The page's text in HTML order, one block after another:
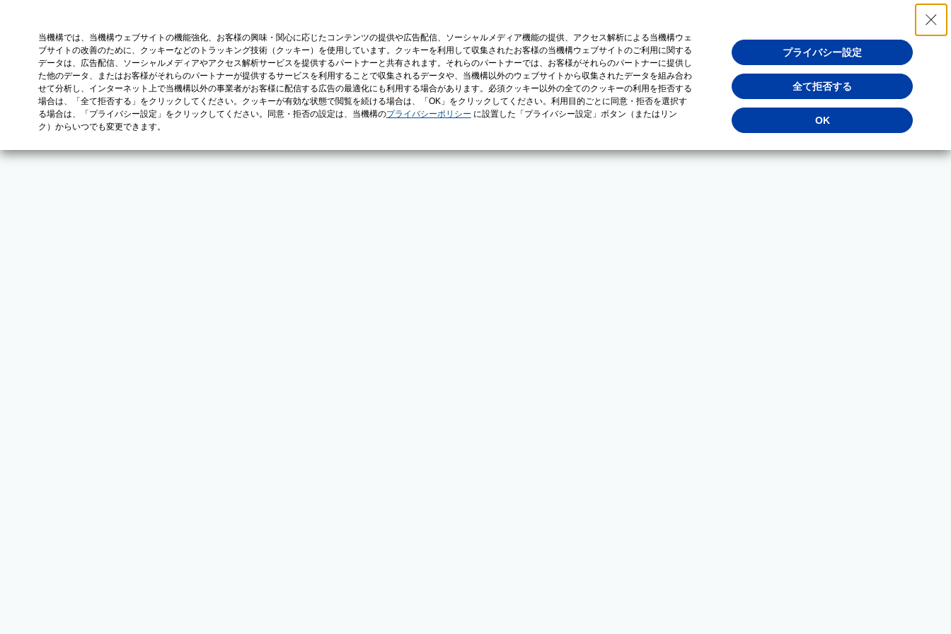
当機構では、当機構ウェブサイトの機能強化、お客様の興味・関心に応じたコンテンツの提供や広告配信、ソーシャルメディア機能の提供、アクセス解析による当機構ウェ
ブサイトの改善のために、クッキーなどのトラッキング技術（クッキー）を使用しています。クッキーを利用して収集されたお客様の当機構ウェブサイトのご利用に関する
データは、広告配信、ソーシャルメディアやアクセス解析サービスを提供するパートナーと共有されます。それらのパートナーでは、お客様がそれらのパートナーに提供し
た他のデータ、またはお客様がそれらのパートナーが提供するサービスを利用することで収集されるデータや、当機構以外のウェブサイトから収集されたデータを組み合わ
せて分析し、インターネット上で当機構以外の事業者がお客様に配信する広告の最適化にも利用する場合があります。必須クッキー以外の全てのクッキーの利用を拒否する
場合は、「全て拒否する」をクリックしてください。クッキーが有効な状態で閲覧を続ける場合は、「OK」をクリックしてください。利用目的ごとに同意・拒否を選択す
る場合は、「プライバシー設定」をクリックしてください。同意・拒否の設定は、当機構のプライバシーポリシー に設置した「プライバシー設定」ボタン（またはリン
ク）からいつでも変更できます。
プライバシー設定
全て拒否する
OK